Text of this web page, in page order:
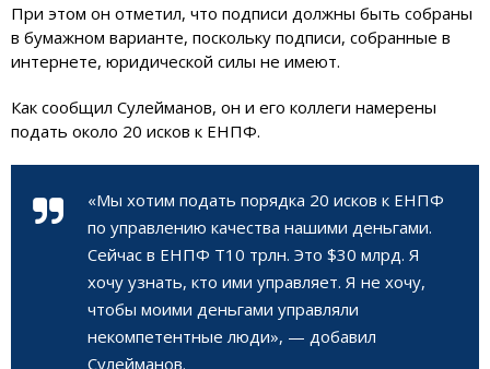
При этом он отметил, что подписи должны быть собраны
в бумажном варианте, поскольку подписи, собранные в
интернете, юридической силы не имеют.
Как сообщил Сулейманов, он и его коллеги намерены
подать около 20 исков к ЕНПФ.
«Мы хотим подать порядка 20 исков к ЕНПФ
по управлению качества нашими деньгами.
Сейчас в ЕНПФ Т10 трлн. Это $30 млрд. Я
хочу узнать, кто ими управляет. Я не хочу,
чтобы моими деньгами управляли
некомпетентные люди», — добавил
Сулейманов.